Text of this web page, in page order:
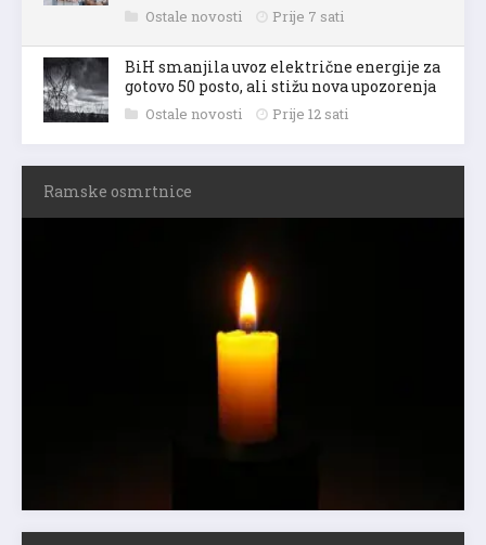
Ostale novosti Prije 7 sati
BiH smanjila uvoz električne energije za
gotovo 50 posto, ali stižu nova upozorenja
Ostale novosti Prije 12 sati
Ramske osmrtnice